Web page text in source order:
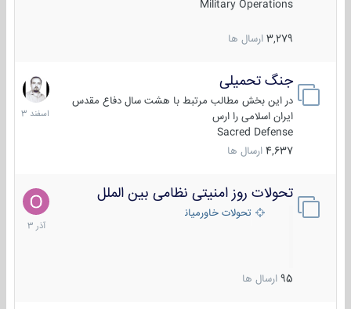
Military Operations
3,279 ارسال ها
جنگ تحمیلی
در این بخش مطالب مرتبط با هشت سال دفاع مقدس
ایران اسلامی را ارس
Sacred Defense
4,637 ارسال ها
20
اسفند
1403
تحولات روز امنیتی نظامی بین الملل
تحولات خاورمیانه
95 ارسال ها
21
آذر
1403